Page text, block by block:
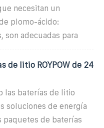
necesitan un
plomo-ácido:
son adecuadas para
de litio ROYPOW de 24
las baterías de litio
soluciones de energía
paquetes de baterías